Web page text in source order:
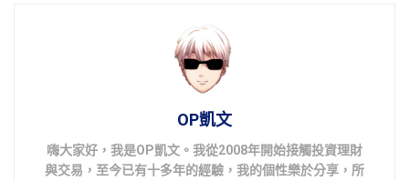
OP凱文
嗨大家好，我是OP凱文。我從2008年開始接觸投資理財
與交易，至今已有十多年的經驗，我的個性樂於分享，所